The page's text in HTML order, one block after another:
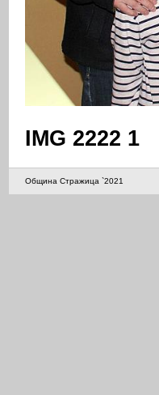
IMG 2222 1
Община Стражица `2021